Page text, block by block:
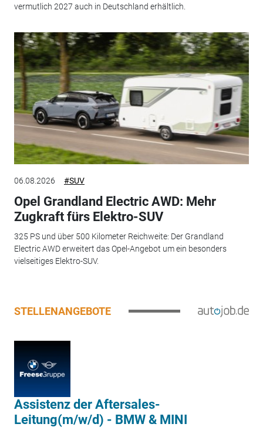
vermutlich 2027 auch in Deutschland erhältlich.
06.08.2026 #SUV
Opel Grandland Electric AWD: Mehr
Zugkraft fürs Elektro-SUV
325 PS und über 500 Kilometer Reichweite: Der Grandland
Electric AWD erweitert das Opel-Angebot um ein besonders
vielseitiges Elektro-SUV.
STELLENANGEBOTE
Assistenz der Aftersales-
Leitung(m/w/d) - BMW & MINI